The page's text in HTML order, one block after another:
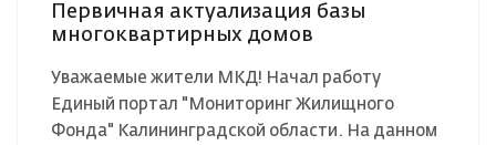
Первичная актуализация базы
многоквартирных домов
Уважаемые жители МКД! Начал работу
Единый портал "Мониторинг Жилищного
Фонда" Калининградской области. На данном